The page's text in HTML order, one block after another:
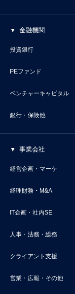
金融機関
投資銀行
PEファンド
ベンチャーキャピタル
銀行・保険他
事業会社
経営企画・マーケ
経理財務・M&A
IT企画・社内SE
人事・法務・総務
クライアント支援
営業・広報・その他